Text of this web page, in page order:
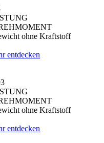
ohne Kraftstoff
entdecken
ohne Kraftstoff
entdecken